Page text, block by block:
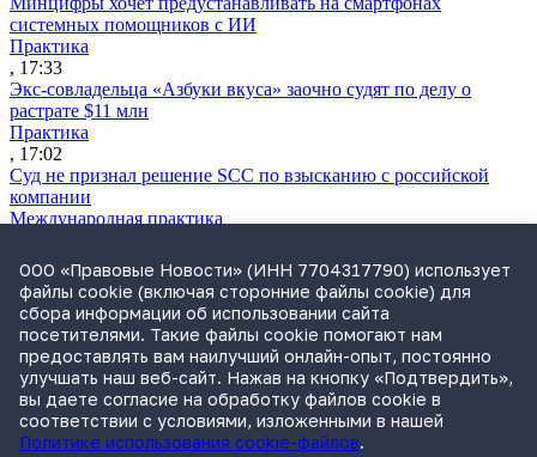
системных помощников с ИИ
Практика
, 17:33
Экс-совладельца «Азбуки вкуса» заочно судят по делу о
растрате $11 млн
Практика
, 17:02
Суд не признал решение SCC по взысканию с российской
компании
Международная практика
Дроны могут начать применять для фиксации нарушений
ПДД
Практика
, 15:41
Бывшего сенатора Сабадаша приговорили к 12 годам по делу
о хищении
Практика
, 15:29
ООО «Правовые Новости» (ИНН 7704317790) использует
файлы cookie (включая сторонние файлы cookie) для
сбора информации об использовании сайта
посетителями. Такие файлы cookie помогают нам
предоставлять вам наилучший онлайн-опыт, постоянно
улучшать наш веб-сайт. Нажав на кнопку «Подтвердить»,
вы даете согласие на обработку файлов cookie в
соответствии с условиями, изложенными в нашей
Политике использования cookie-файлов.